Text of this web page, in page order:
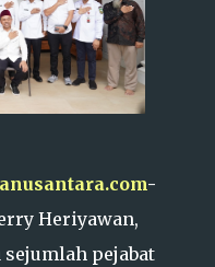
-
Heriyawan,
sejumlah pejabat